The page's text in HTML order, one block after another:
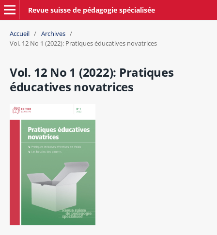
Revue suisse de pédagogie spécialisée
Accueil / Archives /
Vol. 12 No 1 (2022): Pratiques éducatives novatrices
Vol. 12 No 1 (2022): Pratiques
éducatives novatrices